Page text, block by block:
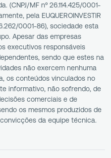
(CNPJ/MF nº 26.114.425/0001-
pela EUQUEROINVESTIR
0001-86), sociedade esta
Apesar das empresas
executivos responsáveis
sendo que estes na
não exercem nenhuma
os conteúdos vinculados no
informativo, não sofrendo, de
comerciais e de
os mesmos produzidos de
da equipe técnica.